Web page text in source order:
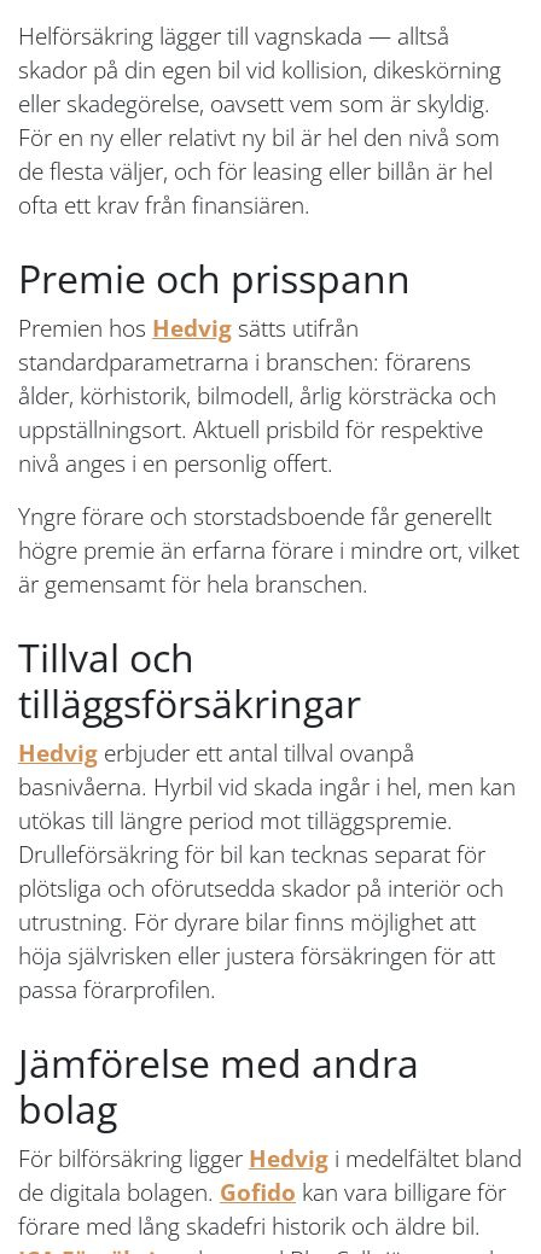
Helförsäkring lägger till vagnskada — alltså
skador på din egen bil vid kollision, dikeskörning
eller skadegörelse, oavsett vem som är skyldig.
För en ny eller relativt ny bil är hel den nivå som
de flesta väljer, och för leasing eller billån är hel
ofta ett krav från finansiären.
Premie och prisspann
Premien hos Hedvig sätts utifrån
standardparametrarna i branschen: förarens
ålder, körhistorik, bilmodell, årlig körsträcka och
uppställningsort. Aktuell prisbild för respektive
nivå anges i en personlig offert.
Yngre förare och storstadsboende får generellt
högre premie än erfarna förare i mindre ort, vilket
är gemensamt för hela branschen.
Tillval och
tilläggsförsäkringar
Hedvig erbjuder ett antal tillval ovanpå
basnivåerna. Hyrbil vid skada ingår i hel, men kan
utökas till längre period mot tilläggspremie.
Drulleförsäkring för bil kan tecknas separat för
plötsliga och oförutsedda skador på interiör och
utrustning. För dyrare bilar finns möjlighet att
höja självrisken eller justera försäkringen för att
passa förarprofilen.
Jämförelse med andra
bolag
För bilförsäkring ligger Hedvig i medelfältet bland
de digitala bolagen. Gofido kan vara billigare för
förare med lång skadefri historik och äldre bil.